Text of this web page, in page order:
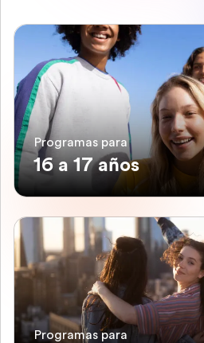
Programas para
16 a 17 años
Programas para